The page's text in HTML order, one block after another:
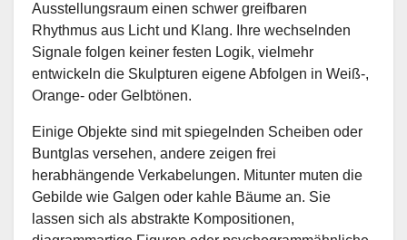
Ausstellungsraum einen schwer greifbaren
Rhythmus aus Licht und Klang. Ihre wechselnden
Signale folgen keiner festen Logik, vielmehr
entwickeln die Skulpturen eigene Abfolgen in Weiß-,
Orange- oder Gelbtönen.
Einige Objekte sind mit spiegelnden Scheiben oder
Buntglas versehen, andere zeigen frei
herabhängende Verkabelungen. Mitunter muten die
Gebilde wie Galgen oder kahle Bäume an. Sie
lassen sich als abstrakte Kompositionen,